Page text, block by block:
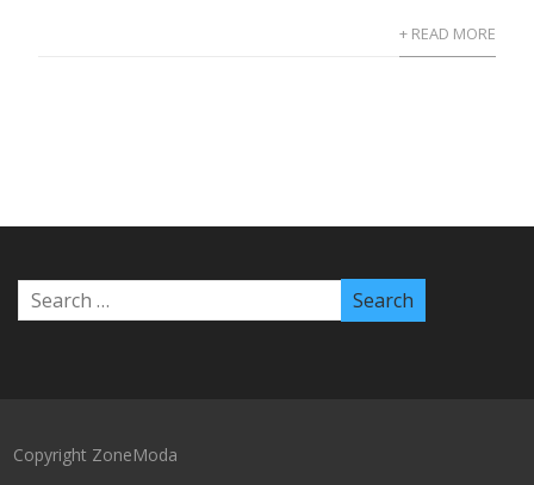
+ READ MORE
Copyright ZoneModa